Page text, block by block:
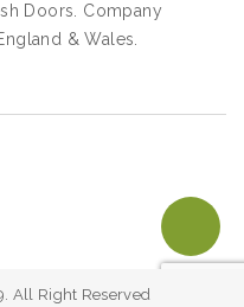
Doors. Company
& Wales.
All Right Reserved